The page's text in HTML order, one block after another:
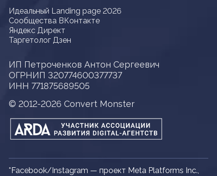
Идеальный Landing page 2026
Сообщества ВКонтакте
Яндекс Директ
Таргетолог Дзен
ИП Петроченков Антон Сергеевич
ОГРНИП 320774600377737
ИНН 771875689505
© 2012-2026 Convert Monster
*Facebook/Instagram — проект Meta Platforms Inc.,